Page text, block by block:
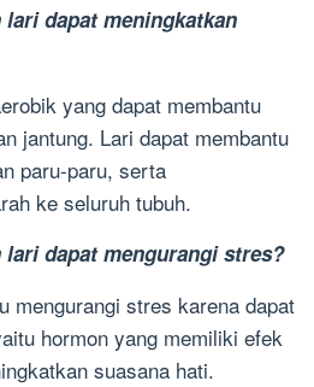
lari dapat meningkatkan
yang dapat membantu
jantung. Lari dapat membantu
paru-paru, serta
ke seluruh tubuh.
lari dapat mengurangi stres?
mengurangi stres karena dapat
hormon yang memiliki efek
suasana hati.